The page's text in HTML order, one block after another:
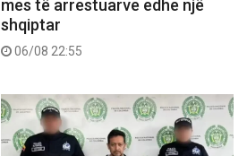
mes të arrestuarve edhe një
shqiptar
06/08 22:55